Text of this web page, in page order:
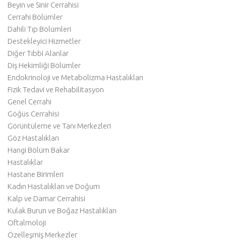
Beyin ve Sinir Cerrahisi
Cerrahi Bölümler
Dahili Tıp Bölümleri
Destekleyici Hizmetler
Diğer Tıbbi Alanlar
Diş Hekimliği Bölümler
Endokrinoloji ve Metabolizma Hastalıkları
Fizik Tedavi ve Rehabilitasyon
Genel Cerrahi
Göğüs Cerrahisi
Görüntüleme ve Tanı Merkezleri
Göz Hastalıkları
Hangi Bölüm Bakar
Hastalıklar
Hastane Birimleri
Kadın Hastalıkları ve Doğum
Kalp ve Damar Cerrahisi
Kulak Burun ve Boğaz Hastalıkları
Oftalmoloji
Özelleşmiş Merkezler